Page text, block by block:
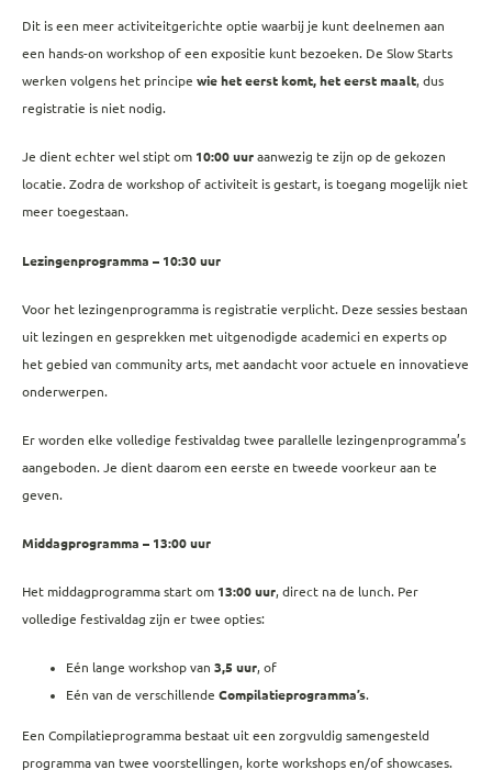
Dit is een meer activiteitgerichte optie waarbij je kunt deelnemen aan
een hands-on workshop of een expositie kunt bezoeken. De Slow Starts
werken volgens het principe wie het eerst komt, het eerst maalt, dus
registratie is niet nodig.
Je dient echter wel stipt om 10:00 uur aanwezig te zijn op de gekozen
locatie. Zodra de workshop of activiteit is gestart, is toegang mogelijk niet
meer toegestaan.
Lezingenprogramma – 10:30 uur
Voor het lezingenprogramma is registratie verplicht. Deze sessies bestaan
uit lezingen en gesprekken met uitgenodigde academici en experts op
het gebied van community arts, met aandacht voor actuele en innovatieve
onderwerpen.
Er worden elke volledige festivaldag twee parallelle lezingenprogramma’s
aangeboden. Je dient daarom een eerste en tweede voorkeur aan te
geven.
Middagprogramma – 13:00 uur
Het middagprogramma start om 13:00 uur, direct na de lunch. Per
volledige festivaldag zijn er twee opties:
Eén lange workshop van 3,5 uur, of
Eén van de verschillende Compilatieprogramma’s.
Een Compilatieprogramma bestaat uit een zorgvuldig samengesteld
programma van twee voorstellingen, korte workshops en/of showcases.